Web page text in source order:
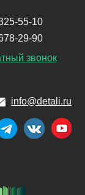
55-10
29-90
звонок
info@detali.ru